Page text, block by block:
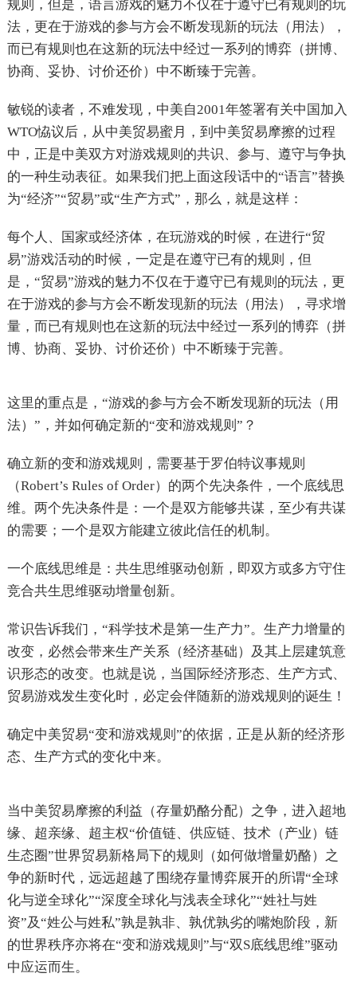
规则，但是，语言游戏的魅力不仅在于遵守已有规则的玩
法，更在于游戏的参与方会不断发现新的玩法（用法），
而已有规则也在这新的玩法中经过一系列的博弈（拼博、
协商、妥协、讨价还价）中不断臻于完善。
敏锐的读者，不难发现，中美自2001年签署有关中国加入
WTO恊议后，从中美贸易蜜月，到中美贸易摩擦的过程
中，正是中美双方对游戏规则的共识、参与、遵守与争执
的一种生动表征。如果我们把上面这段话中的“语言”替换
为“经济”“贸易”或“生产方式”，那么，就是这样：
每个人、国家或经济体，在玩游戏的时候，在进行“贸
易”游戏活动的时候，一定是在遵守已有的规则，但
是，“贸易”游戏的魅力不仅在于遵守已有规则的玩法，更
在于游戏的参与方会不断发现新的玩法（用法），寻求增
量，而已有规则也在这新的玩法中经过一系列的博弈（拼
博、协商、妥协、讨价还价）中不断臻于完善。
这里的重点是，“游戏的参与方会不断发现新的玩法（用
法）”，并如何确定新的“变和游戏规则”？
确立新的变和游戏规则，需要基于罗伯特议事规则
（Robert’s Rules of Order）的两个先决条件，一个底线思
维。两个先决条件是：一个是双方能够共谋，至少有共谋
的需要；一个是双方能建立彼此信任的机制。
一个底线思维是：共生思维驱动创新，即双方或多方守住
竞合共生思维驱动增量创新。
常识告诉我们，“科学技术是第一生产力”。生产力增量的
改变，必然会带来生产关系（经济基础）及其上层建筑意
识形态的改变。也就是说，当国际经济形态、生产方式、
贸易游戏发生变化时，必定会伴随新的游戏规则的诞生！
确定中美贸易“变和游戏规则”的依据，正是从新的经济形
态、生产方式的变化中来。
当中美贸易摩擦的利益（存量奶酪分配）之争，进入超地
缘、超亲缘、超主权“价值链、供应链、技术（产业）链
生态圈”世界贸易新格局下的规则（如何做增量奶酪）之
争的新时代，远远超越了围绕存量博弈展开的所谓“全球
化与逆全球化”“深度全球化与浅表全球化”“姓社与姓
资”及“姓公与姓私”孰是孰非、孰优孰劣的嘴炮阶段，新
的世界秩序亦将在“变和游戏规则”与“双S底线思维”驱动
中应运而生。